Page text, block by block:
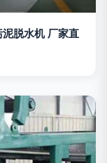
脱水机 厂家直